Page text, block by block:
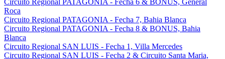
Circuito Regional PATAGONIA - Fecha 6 & BONUS, General
Roca
Circuito Regional PATAGONIA - Fecha 7, Bahia Blanca
Circuito Regional PATAGONIA - Fecha 8 & BONUS, Bahia
Blanca
Circuito Regional SAN LUIS - Fecha 1, Villa Mercedes
Circuito Regional SAN LUIS - Fecha 2 & Circuito Santa Maria,